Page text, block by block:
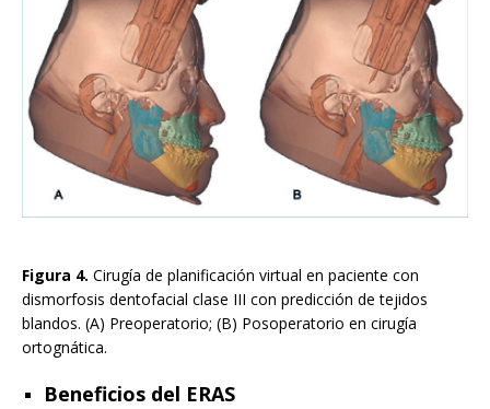
Figura 4. Cirugía de planificación virtual en paciente con
dismorfosis dentofacial clase III con predicción de tejidos
blandos. (A) Preoperatorio; (B) Posoperatorio en cirugía
ortognática.
Beneficios del ERAS